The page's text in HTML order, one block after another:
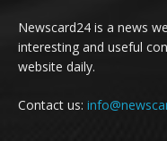
Newscard24 is a news
interesting and useful
website daily.
Contact us: